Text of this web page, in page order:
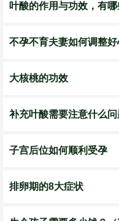
叶酸的作用与功效，有哪
不孕不育夫妻如何调整
大核桃的功效
补充叶酸需要注意什么问
子宫后位如何顺利受孕
排卵期的8大症状